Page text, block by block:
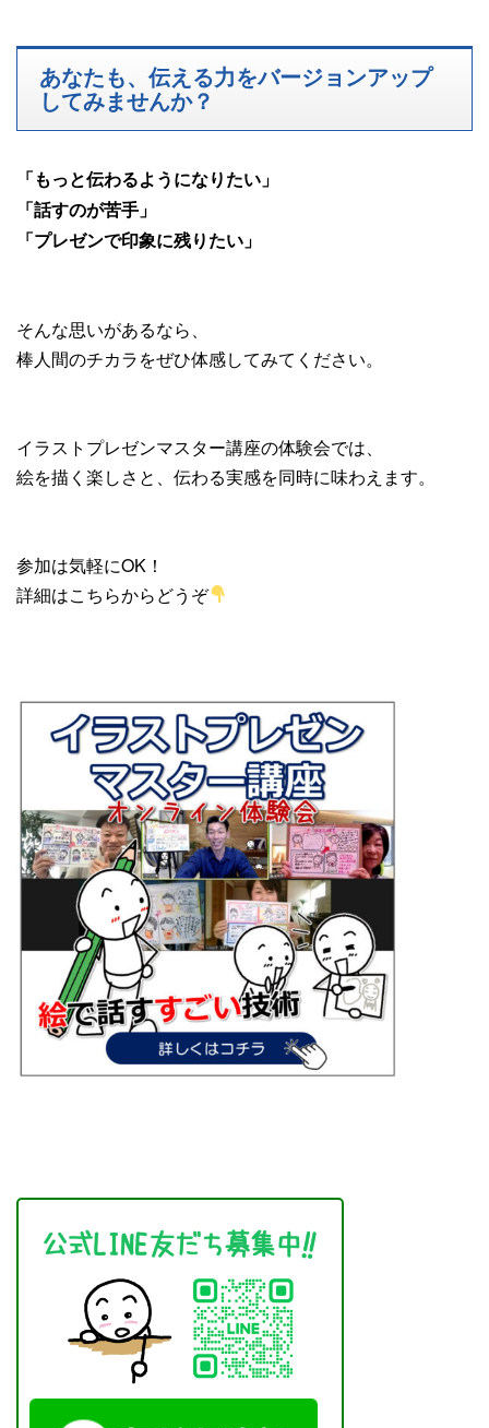
あなたも、伝える力をバージョンアップ
してみませんか？
「もっと伝わるようになりたい」
「話すのが苦手」
「プレゼンで印象に残りたい」
そんな思いがあるなら、
棒人間のチカラをぜひ体感してみてください。
イラストプレゼンマスター講座の体験会では、
絵を描く楽しさと、伝わる実感を同時に味わえます。
参加は気軽にOK！
詳細はこちらからどうぞ